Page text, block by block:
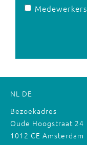
Medewerkers
NL DE
Bezoekadres
Oude Hoogstraat 24
1012 CE Amsterdam